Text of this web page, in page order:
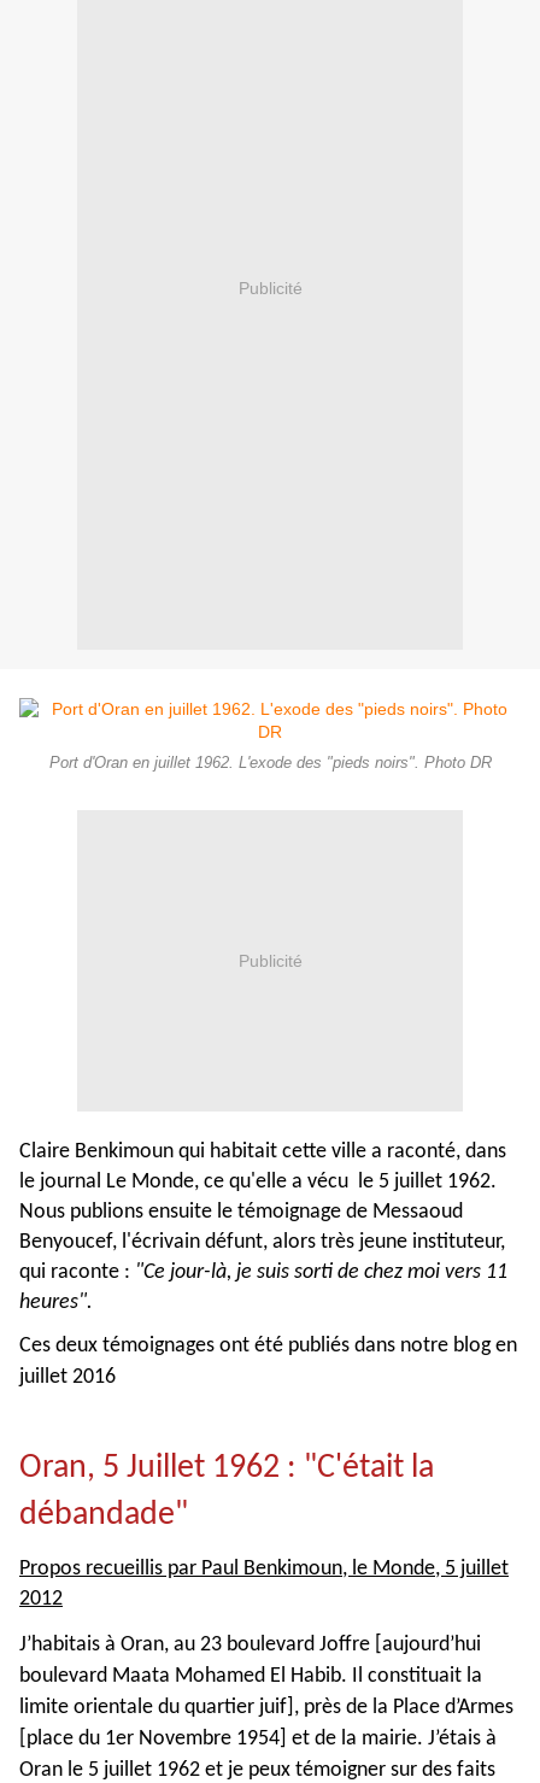
Publicité
Port d'Oran en juillet 1962. L'exode des "pieds noirs". Photo DR
Publicité
Claire Benkimoun qui habitait cette ville a raconté, dans
le journal Le Monde, ce qu'elle a vécu le 5 juillet 1962.
Nous publions ensuite le témoignage de Messaoud
Benyoucef, l'écrivain défunt, alors très jeune instituteur,
qui raconte : "Ce jour-là, je suis sorti de chez moi vers 11
heures".
Ces deux témoignages ont été publiés dans notre blog en
juillet 2016
Oran, 5 Juillet 1962 : "C'était la
débandade"
Propos recueillis par Paul Benkimoun, le Monde, 5 juillet
2012
J’habitais à Oran, au 23 boulevard Joffre [aujourd’hui
boulevard Maata Mohamed El Habib. Il constituait la
limite orientale du quartier juif], près de la Place d’Armes
[place du 1er Novembre 1954] et de la mairie. J’étais à
Oran le 5 juillet 1962 et je peux témoigner sur des faits